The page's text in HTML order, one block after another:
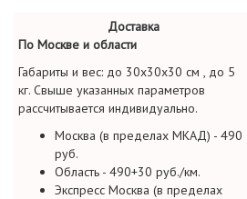
Доставка
По Москве и области
Габариты и вес: до 30х30х30 см , до 5
кг. Свыше указанных параметров
рассчитывается индивидуально.
Москва (в пределах МКАД) - 490
руб.
Область - 490+30 руб./км.
Экспресс Москва (в пределах